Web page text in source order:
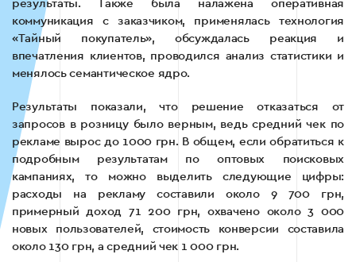
результаты. Также была налажена оперативная
коммуникация с заказчиком, применялась технология
«Тайный покупатель», обсуждалась реакция и
впечатления клиентов, проводился анализ статистики и
менялось семантическое ядро.
Результаты показали, что решение отказаться от
запросов в розницу было верным, ведь средний чек по
рекламе вырос до 1000 грн. В общем, если обратиться к
подробным результатам по оптовых поисковых
кампаниях, то можно выделить следующие цифры:
расходы на рекламу составили около 9 700 грн,
примерный доход 71 200 грн, охвачено около 3 000
новых пользователей, стоимость конверсии составила
около 130 грн, а средний чек 1 000 грн.